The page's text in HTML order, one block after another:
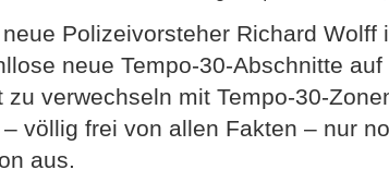
Polizeivorsteher Richard Wolff
neue Tempo-30-Abschnitte
zu verwechseln mit Tempo-30-
völlig frei von allen Fakten – nur
aus.